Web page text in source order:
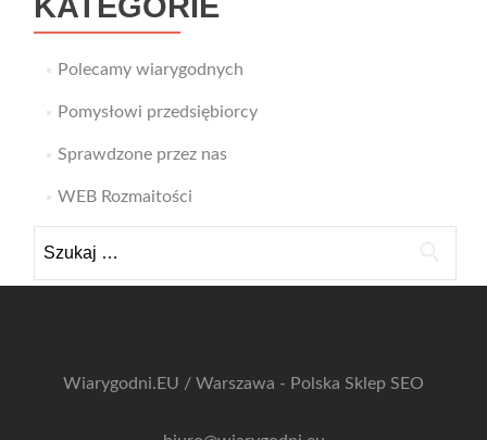
Polecamy wiarygodnych
Pomysłowi przedsiębiorcy
Sprawdzone przez nas
WEB Rozmaitości
Wiarygodni.EU / Warszawa - Polska Sklep SEO